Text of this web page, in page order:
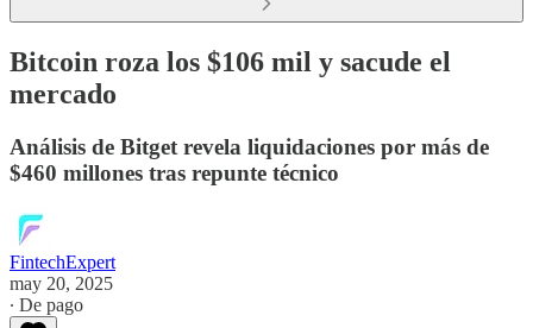
Bitcoin roza los $106 mil y sacude el
mercado
Análisis de Bitget revela liquidaciones por más de
$460 millones tras repunte técnico
FintechExpert
may 20, 2025
∙ De pago